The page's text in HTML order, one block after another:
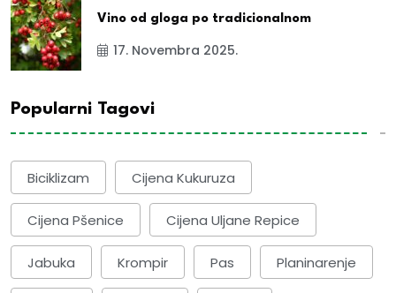
Vino od gloga po tradicionalnom
17. Novembra 2025.
Popularni Tagovi
Biciklizam Cijena Kukuruza
Cijena Pšenice Cijena Uljane Repice
Jabuka Krompir Pas Planinarenje